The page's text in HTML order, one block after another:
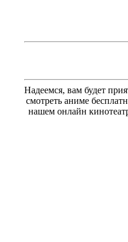
Надеемся, вам будет
смотреть аниме
нашем онлайн